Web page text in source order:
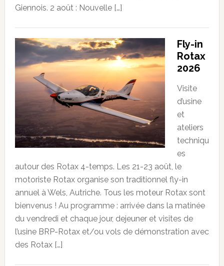
Giennois. 2 août : Nouvelle […]
Fly-in
Rotax
2026
Visite
d’usine
et
ateliers
techniqu
es
autour des Rotax 4-temps. Les 21-23 août, le
motoriste Rotax organise son traditionnel fly-in
annuel à Wels, Autriche. Tous les moteur Rotax sont
bienvenus ! Au programme : arrivée dans la matinée
du vendredi et chaque jour, dejeuner et visites de
l’usine BRP-Rotax et/ou vols de démonstration avec
des Rotax […]